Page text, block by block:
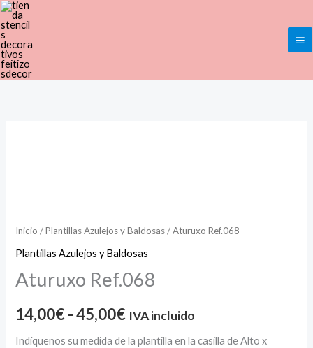
Ir
al
contenido
Inicio /Plantillas Azulejos y Baldosas/ Aturuxo Ref.068
Plantillas Azulejos y Baldosas
Aturuxo Ref.068
14,00€- 45,00€
desde
14,00€
hasta
45,00€
IVA incluido
Indíquenos su medida de la plantilla en la casilla de Alto x